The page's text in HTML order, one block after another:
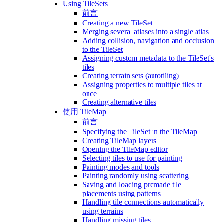
Using TileSets
前言
Creating a new TileSet
Merging several atlases into a single atlas
Adding collision, navigation and occlusion
to the TileSet
Assigning custom metadata to the TileSet's
tiles
Creating terrain sets (autotiling)
Assigning properties to multiple tiles at
once
Creating alternative tiles
使用 TileMap
前言
Specifying the TileSet in the TileMap
Creating TileMap layers
Opening the TileMap editor
Selecting tiles to use for painting
Painting modes and tools
Painting randomly using scattering
Saving and loading premade tile
placements using patterns
Handling tile connections automatically
using terrains
Handling missing tiles